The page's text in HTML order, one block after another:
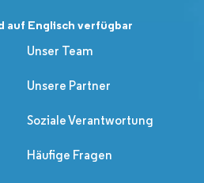
auf Englisch verfügbar
Unser Team
Unsere Partner
Soziale Verantwortung
Häufige Fragen